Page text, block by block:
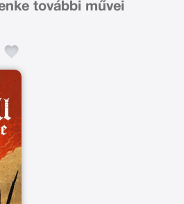
további művei